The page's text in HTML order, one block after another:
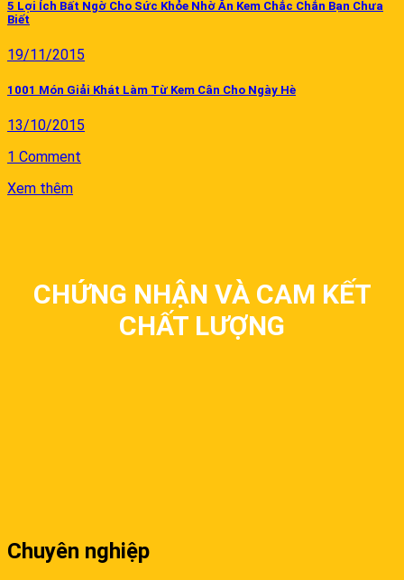
5 Lợi Ích Bất Ngờ Cho Sức Khỏe Nhờ Ăn Kem Chắc Chắn Bạn Chưa
Biết
19/11/2015
1001 Món Giải Khát Làm Từ Kem Cân Cho Ngày Hè
13/10/2015
1 Comment
Xem thêm
CHỨNG NHẬN VÀ CAM KẾT
CHẤT LƯỢNG
Chuyên nghiệp